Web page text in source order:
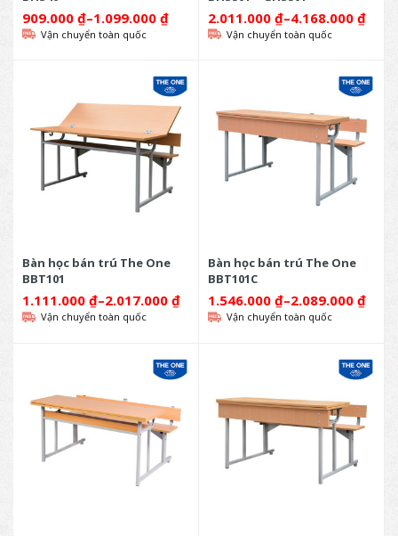
909.000 ₫–1.099.000 ₫
Vận chuyển toàn quốc
2.011.000 ₫–4.168.000 ₫
Vận chuyển toàn quốc
Bàn học bán trú The One
BBT101
1.111.000 ₫–2.017.000 ₫
Vận chuyển toàn quốc
Bàn học bán trú The One
BBT101C
1.546.000 ₫–2.089.000 ₫
Vận chuyển toàn quốc